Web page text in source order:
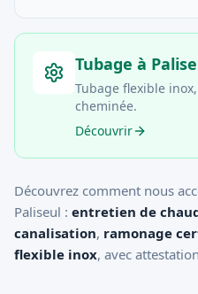
Tubage à
Tubage flexible
cheminée.
Découvrir
Découvrez comment nous
Paliseul : entretien de
canalisation, ramonage
flexible inox, avec